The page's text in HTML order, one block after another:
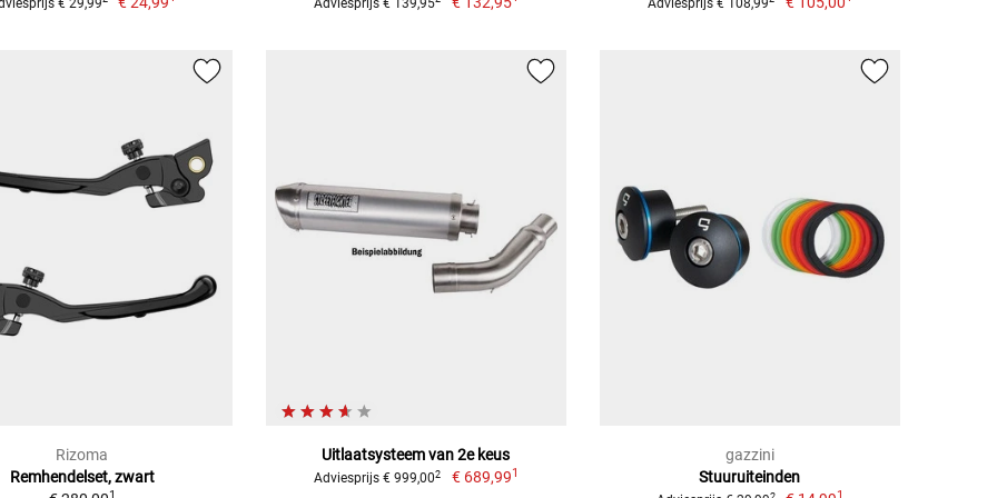
Rizoma
Remhendelset, zwart
Uitlaatsysteem van 2e keus
Adviesprijs € 999,002 € 689,991
gazzini
Stuuruiteinden